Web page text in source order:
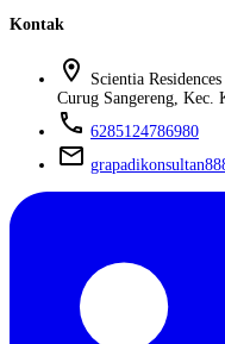
Kontak
location_on
Scientia
Curug Sangereng, Kec.
phone 6285124786980
mail